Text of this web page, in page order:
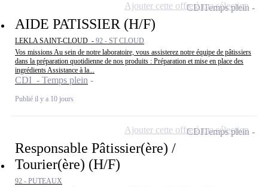
AIDE PATISSIER (H/F)
LEKLA SAINT-CLOUD - 92 - ST CLOUD
Vos missions Au sein de notre laboratoire, vous assisterez notre équipe de pâtissiers
dans la préparation quotidienne de nos produits : Préparation et mise en place des
ingrédients Assistance à la...
CDI - Temps plein
Publié il y a 10 jours
CDITemps plein
Ajouter cette offre à ma sélection
Responsable Pâtissier(ère) /
Tourier(ère) (H/F)
92 - PUTEAUX
CDITemps plein
Ajouter cette offre à ma sélection